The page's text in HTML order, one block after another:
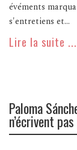
évéments
s'entretiens et...
Lire la suite ...
Paloma
n’écrivent